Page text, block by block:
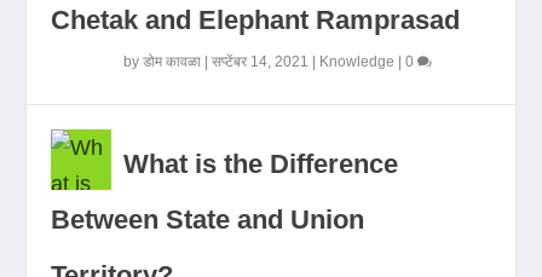
Chetak and Elephant Ramprasad
byडोम कावळा |सप्टेंबर 14, 2021 Knowledge |0
What is the Difference
Between State and Union